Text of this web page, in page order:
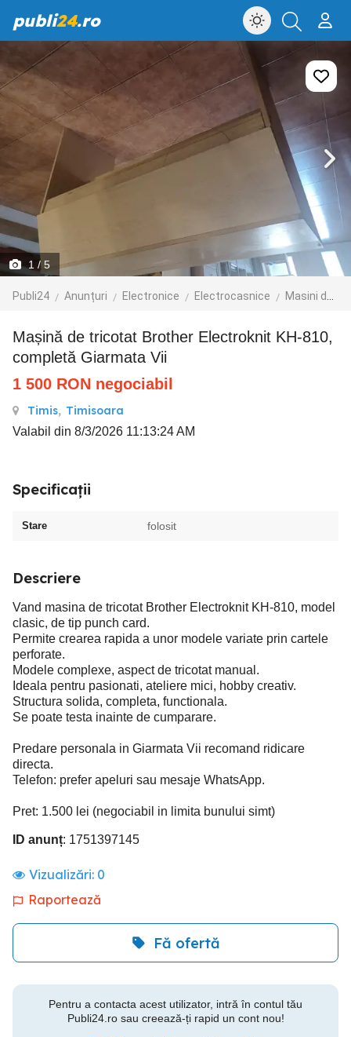
publi24.ro
1 / 5
Publi24 Anunțuri Electronice Electrocasnice Masini de cusut
Mașină de tricotat Brother Electroknit KH-810,
completă Giarmata Vii
1 500 RON negociabil
Timis, Timisoara
Valabil din 8/3/2026 11:13:24 AM
Specificații
Stare folosit
Descriere
Vand masina de tricotat Brother Electroknit KH-810, model
clasic, de tip punch card.
Permite crearea rapida a unor modele variate prin cartele
perforate.
Modele complexe, aspect de tricotat manual.
Ideala pentru pasionati, ateliere mici, hobby creativ.
Structura solida, completa, functionala.
Se poate testa inainte de cumparare.
Predare personala in Giarmata Vii recomand ridicare
directa.
Telefon: prefer apeluri sau mesaje WhatsApp.
Pret: 1.500 lei (negociabil in limita bunului simt)
ID anunț: 1751397145
Vizualizări: 0
Raportează
Fă ofertă
Pentru a contacta acest utilizator, intră în contul tău
Publi24.ro sau creează-ți rapid un cont nou!